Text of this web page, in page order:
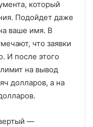
который
Подойдет даже
ваше имя. В
что заявки
И после этого
на вывод
долларов, а на
—